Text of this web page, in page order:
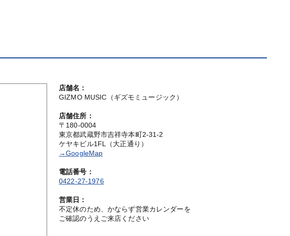
店舗名：
GIZMO MUSIC（ギズモミュージック）
店舗住所：
〒180-0004
東京都武蔵野市吉祥寺本町2-31-2
ケヤキビル1FL（大正通り）
→GoogleMap
電話番号：
0422-27-1976
営業日：
不定休のため、かならず営業カレンダーを
ご確認のうえご来店ください